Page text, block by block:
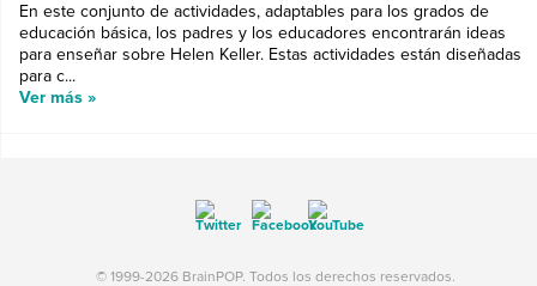
En este conjunto de actividades, adaptables para los grados de
educación básica, los padres y los educadores encontrarán ideas
para enseñar sobre Helen Keller. Estas actividades están diseñadas
para c...
Ver más »
© 1999-2026 BrainPOP. Todos los derechos reservados.